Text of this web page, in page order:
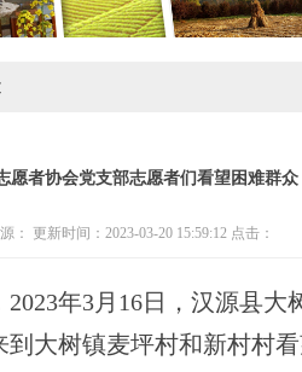
愿者协会党支部志愿者们看望困难群众
： 更新时间：2023-03-20 15:59:12 点击：
年3月16日，汉源县大
大树镇麦坪村和新村村